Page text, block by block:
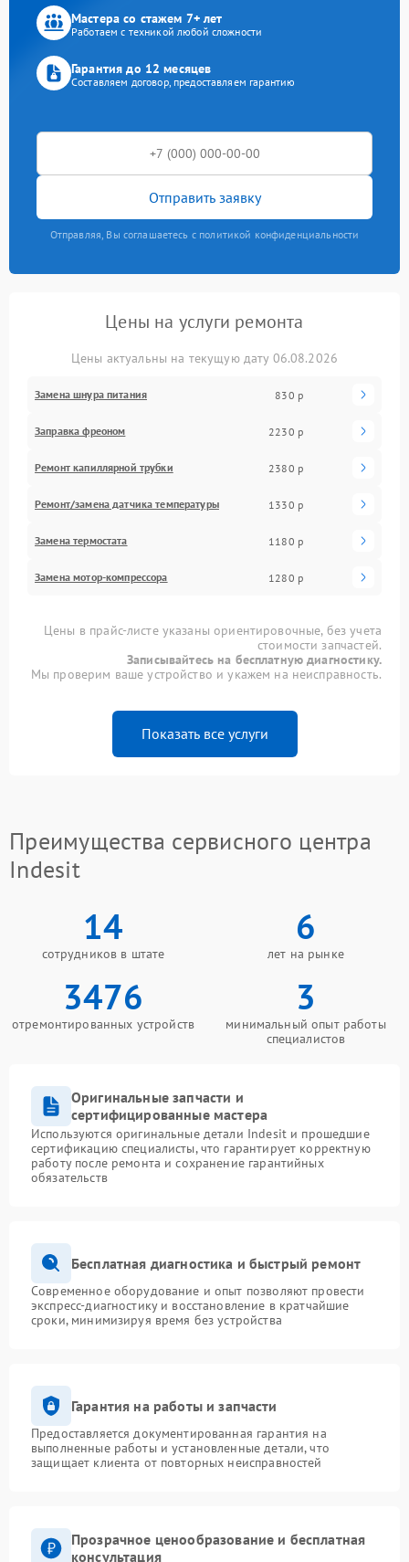
Мастера со стажем 7+ лет
Работаем с техникой любой сложности
Гарантия до 12 месяцев
Составляем договор, предоставляем гарантию
Отправить заявку
Отправляя, Вы соглашаетесь с политикой конфиденциальности
Цены на услуги ремонта
Цены актуальны на текущую дату 06.08.2026
Замена шнура питания 830 р
Заправка фреоном 2230 р
Ремонт капиллярной трубки 2380 р
Ремонт/замена датчика температуры 1330 р
Замена термостата 1180 р
Замена мотор-компрессора 1280 р
Цены в прайс-листе указаны ориентировочные, без учета
стоимости запчастей.
Записывайтесь на бесплатную диагностику.
Мы проверим ваше устройство и укажем на неисправность.
Показать все услуги
Преимущества сервисного центра
Indesit
14
сотрудников в штате
6
лет на рынке
3476
отремонтированных устройств
3
минимальный опыт работы
специалистов
Оригинальные запчасти и
сертифицированные мастера
Используются оригинальные детали Indesit и прошедшие
сертификацию специалисты, что гарантирует корректную
работу после ремонта и сохранение гарантийных
обязательств
Бесплатная диагностика и быстрый ремонт
Современное оборудование и опыт позволяют провести
экспресс-диагностику и восстановление в кратчайшие
сроки, минимизируя время без устройства
Гарантия на работы и запчасти
Предоставляется документированная гарантия на
выполненные работы и установленные детали, что
защищает клиента от повторных неисправностей
Прозрачное ценообразование и бесплатная
консультация